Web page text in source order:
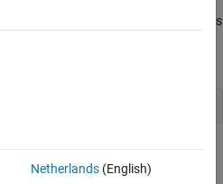
calls
identifier associated with input
Netherlands(English)